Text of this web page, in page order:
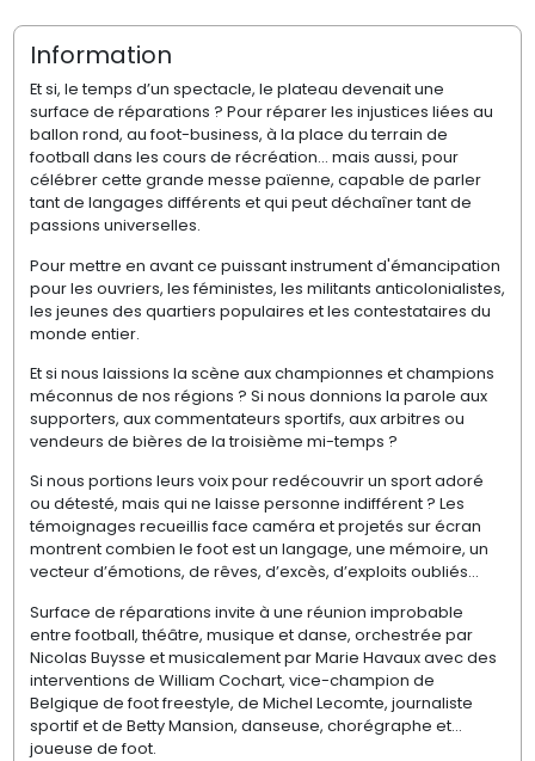
Information
Et si, le temps d’un spectacle, le plateau devenait une
surface de réparations ? Pour réparer les injustices liées au
ballon rond, au foot-business, à la place du terrain de
football dans les cours de récréation… mais aussi, pour
célébrer cette grande messe païenne, capable de parler
tant de langages différents et qui peut déchaîner tant de
passions universelles.
Pour mettre en avant ce puissant instrument d'émancipation
pour les ouvriers, les féministes, les militants anticolonialistes,
les jeunes des quartiers populaires et les contestataires du
monde entier.
Et si nous laissions la scène aux championnes et champions
méconnus de nos régions ? Si nous donnions la parole aux
supporters, aux commentateurs sportifs, aux arbitres ou
vendeurs de bières de la troisième mi-temps ?
Si nous portions leurs voix pour redécouvrir un sport adoré
ou détesté, mais qui ne laisse personne indifférent ? Les
témoignages recueillis face caméra et projetés sur écran
montrent combien le foot est un langage, une mémoire, un
vecteur d’émotions, de rêves, d’excès, d’exploits oubliés…
Surface de réparations invite à une réunion improbable
entre football, théâtre, musique et danse, orchestrée par
Nicolas Buysse et musicalement par Marie Havaux avec des
interventions de William Cochart, vice-champion de
Belgique de foot freestyle, de Michel Lecomte, journaliste
sportif et de Betty Mansion, danseuse, chorégraphe et…
joueuse de foot.